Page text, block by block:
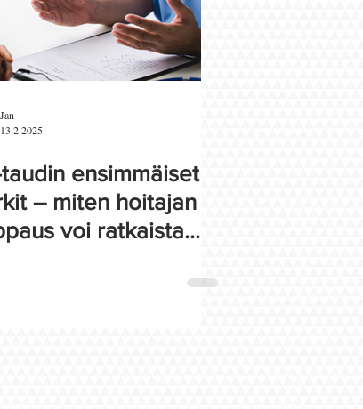
Jan
13.2.2025
taudin ensimmäiset
– miten hoitajan
voi ratkaista